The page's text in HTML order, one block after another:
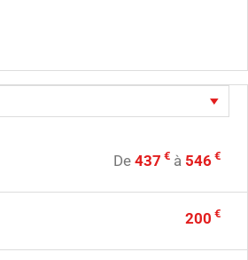
De 437 € à 546 €
200 €